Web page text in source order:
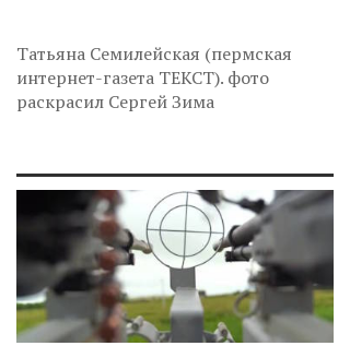
Татьяна Семилейская (пермская
интернет-газета ТЕКСТ). фото
раскрасил Сергей Зима